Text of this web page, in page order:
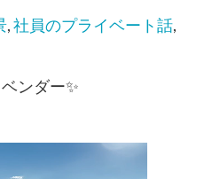
,社員のプライベート話,
ンダー✨